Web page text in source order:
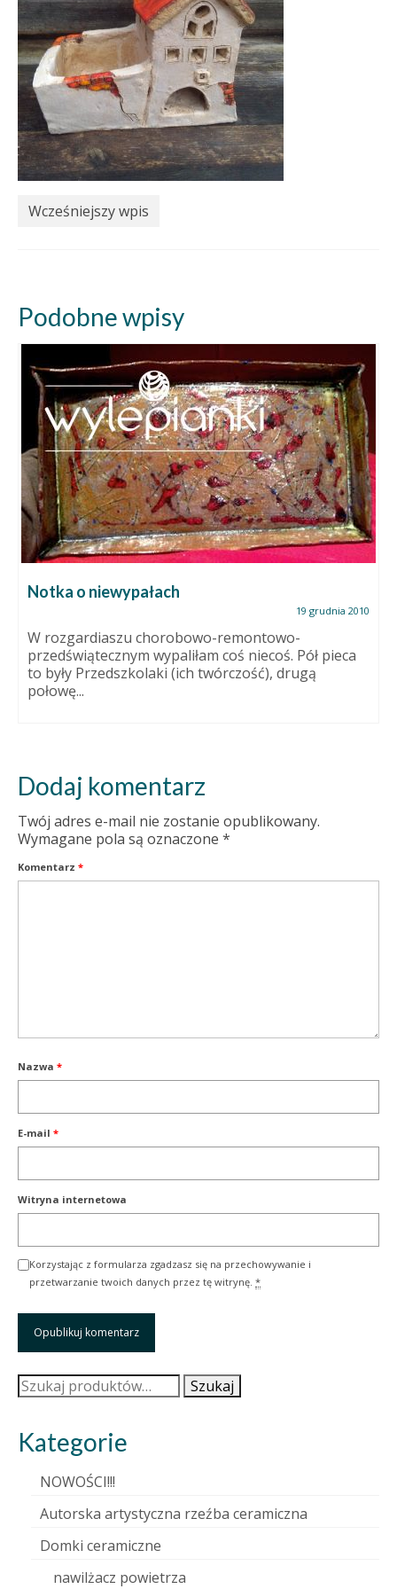
Wcześniejszy wpis
Podobne wpisy
Notka o niewypałach
19 grudnia 2010
W rozgardiaszu chorobowo-remontowo-
przedświątecznym wypaliłam coś niecoś. Pół pieca
to były Przedszkolaki (ich twórczość), drugą
połowę...
Dodaj komentarz
Twój adres e-mail nie zostanie opublikowany.
Wymagane pola są oznaczone *
Komentarz *
Nazwa *
E-mail *
Witryna internetowa
Korzystając z formularza zgadzasz się na przechowywanie i
przetwarzanie twoich danych przez tę witrynę. *
Szukaj: Szukaj
Kategorie
NOWOŚCI!!!
Autorska artystyczna rzeźba ceramiczna
Domki ceramiczne
nawilżacz powietrza